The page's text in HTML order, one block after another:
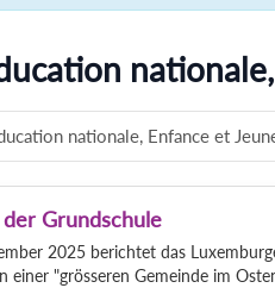
nationale, Enfance et
Grundschule
2025 berichtet das
einer "grösseren Gemeinde im